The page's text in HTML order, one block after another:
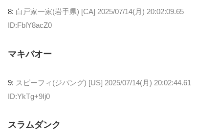
8: 白戸家一家(岩手県) [CA] 2025/07/14(月) 20:02:09.65
ID:FblY8acZ0
マキバオー
9: スピーフィ(ジパング) [US] 2025/07/14(月) 20:02:44.61
ID:YkTg+9Ij0
スラムダンク